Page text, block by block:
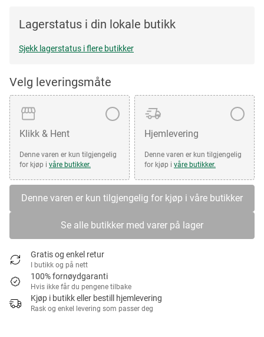
Lagerstatus i din lokale butikk
Sjekk lagerstatus i flere butikker
Velg leveringsmåte
Klikk & Hent
Denne varen er kun tilgjengelig
for kjøp i våre butikker.
Hjemlevering
Denne varen er kun tilgjengelig
for kjøp i våre butikker.
Denne varen er kun tilgjengelig for kjøp i våre butikker
Se alle butikker med varer på lager
Gratis og enkel retur
I butikk og på nett
100% fornøydgaranti
Hvis ikke får du pengene tilbake
Kjøp i butikk eller bestill hjemlevering
Rask og enkel levering som passer deg